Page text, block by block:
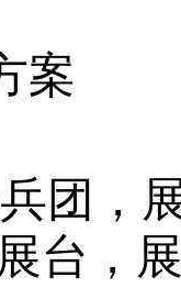
案
团，
台，